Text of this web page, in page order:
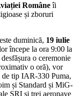
Româneîi
și zboruri
duminică, 19 iulie
începe la ora 9:00 la
o ceremonie
o oră), vor
tip IAR-330 Puma,
și Standard și MiG-
SRI și trei aeronave